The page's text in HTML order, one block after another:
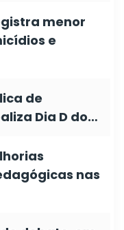
menor
e
de
Dia D do…
nas